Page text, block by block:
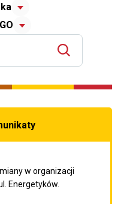
w organizacji
Energetyków.